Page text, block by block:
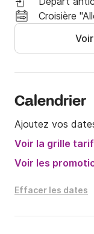
- skipper : 160
- diesel
- frais de
- moteur hors-
Cordialement
Theodor et Danai
Croisière
Calendrier
Ajoutez vos
Voir la grille
Voir les
Effacer les dates